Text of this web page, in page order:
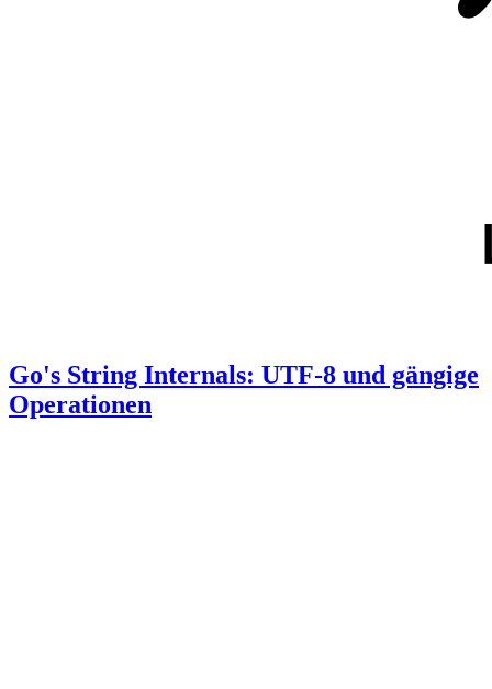
Go's String Internals: UTF-8 und gängige
Operationen